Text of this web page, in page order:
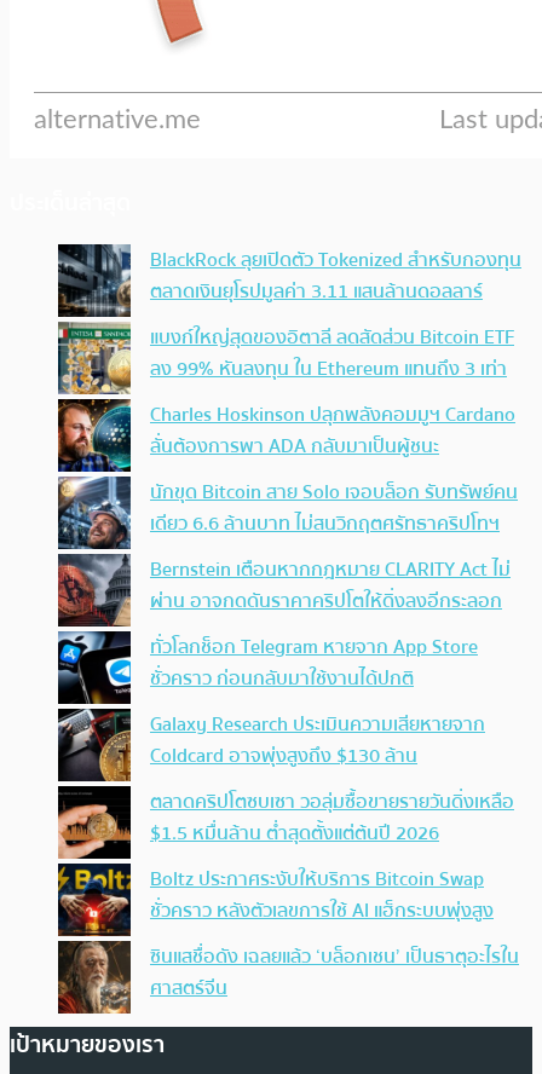
BlackRock ลุยเปิดตัว Tokenized สำหรับกองทุน
ตลาดเงินยุโรปมูลค่า 3.11 แสนล้านดอลลาร์
แบงก์ใหญ่สุดของอิตาลี ลดสัดส่วน Bitcoin ETF
ลง 99% หันลงทุน ใน Ethereum แทนถึง 3 เท่า
Charles Hoskinson ปลุกพลังคอมมูฯ Cardano
ลั่นต้องการพา ADA กลับมาเป็นผู้ชนะ
นักขุด Bitcoin สาย Solo เจอบล็อก รับทรัพย์คน
เดียว 6.6 ล้านบาท ไม่สนวิกฤตศรัทธาคริปโทฯ
Bernstein เตือนหากกฎหมาย CLARITY Act ไม่
ผ่าน อาจกดดันราคาคริปโตให้ดิ่งลงอีกระลอก
ทั่วโลกช็อก Telegram หายจาก App Store
ชั่วคราว ก่อนกลับมาใช้งานได้ปกติ
Galaxy Research ประเมินความเสียหายจาก
Coldcard อาจพุ่งสูงถึง $130 ล้าน
ตลาดคริปโตซบเซา วอลุ่มซื้อขายรายวันดิ่งเหลือ
$1.5 หมื่นล้าน ต่ำสุดตั้งแต่ต้นปี 2026
Boltz ประกาศระงับให้บริการ Bitcoin Swap
ชั่วคราว หลังตัวเลขการใช้ AI แฮ็กระบบพุ่งสูง
ซินแสชื่อดัง เฉลยแล้ว ‘บล็อกเชน’ เป็นธาตุอะไรใน
ศาสตร์จีน
เป้าหมายของเรา